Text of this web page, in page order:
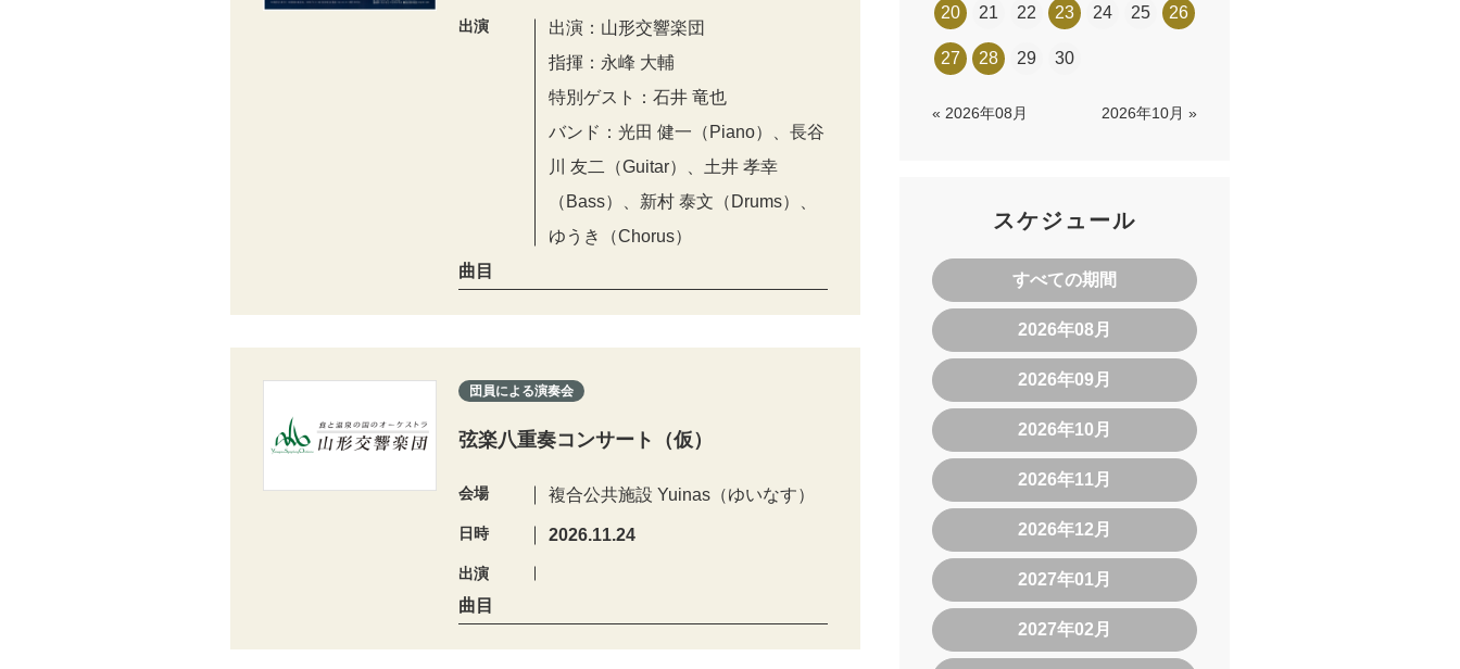
出演
出演：山形交響楽団
指揮：永峰 大輔
特別ゲスト：石井 竜也
バンド：光田 健一（Piano）、長谷
川 友二（Guitar）、土井 孝幸
（Bass）、新村 泰文（Drums）、
ゆうき（Chorus）
曲目
団員による演奏会
弦楽八重奏コンサート（仮）
会場 複合公共施設 Yuinas（ゆいなす）
日時 2026.11.24
出演
曲目
20 21 22 23 24 25 26
27 28 29 30
« 2026年08月 2026年10月 »
スケジュール
すべての期間
2026年08月
2026年09月
2026年10月
2026年11月
2026年12月
2027年01月
2027年02月